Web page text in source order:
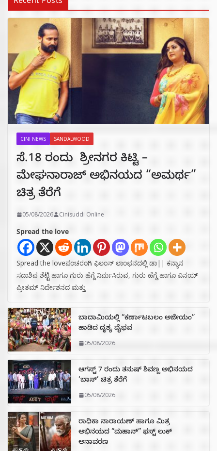
CINI NEWS SANDALWOOD
ಸೆ.18 ರಂದು ಶ್ರೀನಗರ ಕಿಟ್ಟಿ –
ಮೇಘನಾರಾಜ್ ಅಭಿನಯದ “ಅಮರ್ಥ”
ಚಿತ್ರ ತೆರೆಗೆ
05/08/2026 Cinisuddi Online
Spread the love
Spread the loveಪಂಚರಂಗಿ ಫಿಲಂಸ್ ಲಾಂಛನದಲ್ಲಿ ಡಾ|| ಕನ್ಯಾನ
ಸದಾಶಿವ ಶೆಟ್ಟಿ ಹಾಗೂ ಗುರು ಹೆಗ್ಡೆ ನಿರ್ಮಸಿರುವ, ಗುರು ಹೆಗ್ಡೆ ಹಾಗೂ ವಿನಯ್
ಪ್ರೀತಮ್ ನಿರ್ದೇಶನದ ಮತ್ತು
ಬಾದಾಮಿಯಲ್ಲಿ “ಕರ್ಣಾಟಬಲಂ ಅಜೇಯಂ”
ಹಾಡಿದ ದೃಶ್ಯ ವೈಭವ
05/08/2026
ಆಗಸ್ಟ್ 7 ರಂದು ತನುಷ್ ಶಿವಣ್ಣ ಅಭಿನಯದ
‘ಬಾಸ್’ ಚಿತ್ರ ತೆರೆಗೆ
05/08/2026
ರಾಧಿಕಾ ನಾರಾಯಣ್ ಹಾಗೂ ಮಿತ್ರ
ಅಭಿನಯದ “ಮಹಾನ್” ಫಸ್ಟ್ ಲುಕ್
ಅನಾವರಣ